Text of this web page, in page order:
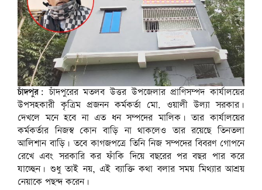
চাঁদপুর:চাঁদপুরের মতলব উত্তর উপজেলার প্রাণিসম্পদ কার্যালয়ের
উপসহকারী কৃত্রিম প্রজনন কর্মকর্তা মো. ওয়ালী উল্যা সরকার।
দেখলে মনে হবে না এত ধন সম্পদের মালিক। তার কার্যালয়ের
কর্মকর্তার নিজস্ব কোন বাড়ি না থাকলেও তার রয়েছে তিনতলা
আলিশান বাড়ি। তবে কাগজপত্রে তিনি নিজ সম্পদের বিবরণ গোপনে
রেখে এবং সরকারি কর ফাঁকি দিয়ে বছরের পর বছর পার করে
যাচ্ছেন। শুধু তাই নয়, এই ব্যাক্তি কথা বলার সময় মিথ্যার আশ্রয়
নেয়াকে পছন্দ করেন।